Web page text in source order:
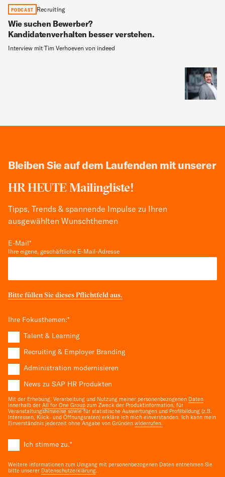
PODCAST Recruiting
Wie suchen Bewerber?
Kandidatenverhalten besser verstehen.
Interview mit Tim Verhoeven von indeed
Bleiben Sie auf dem Laufenden mit unserer
HR HEUTE Mailingliste!
Tipps, Trends & spannende Impulse zu Ihren
ausgewählten Wunschthemen
E-Mail*
Ihre eigene, geschäftliche E-Mail-Adresse
Bitte füllen Sie dieses Pflichtfeld aus.
Ihre Fokusthemen:*
Talent & Learning
Recruiting & Employer Branding
Administration modernisieren
News zu SAP HR Produkten
Mit der Erhebung, Verarbeitung und Nutzung meiner personenbezogenen Daten
innerhalb der All for One Group zum Zweck der Produktinformation, für
Veranstaltungshinweise sowie für statistische Auswertungen und Profilbildung (z.B.
Interessen, Klick- und Öffnungsraten) erkläre ich mich einverstanden. Ich kann mein
Einverständnis jederzeit ohne Angabe von Gründen widerrufen.
Ich stimme zu.*
Weitere Informationen zum Umgang mit personenbezogenen Daten entnehmen Sie
bitte unserer Datenschutzerklärung.